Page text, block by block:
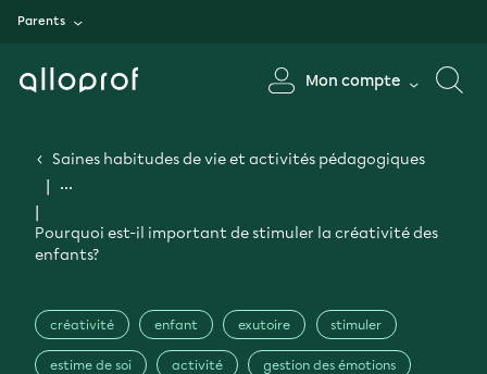
Parents
Mon compte
Saines habitudes de vie et activités pédagogiques
Pourquoi est-il important de stimuler la créativité des
enfants?
créativité enfant exutoire stimuler
estime de soi activité gestion des émotions